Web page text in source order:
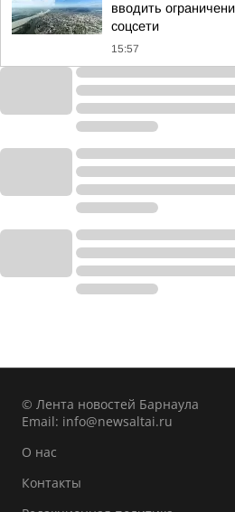
вводить
соцсети
15:57
© Лента новостей Барнаула
Email: info@newsaltai.ru
О нас
Контакты